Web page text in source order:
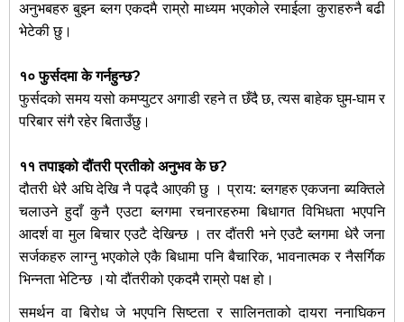
अनुभबहरु बुझ्न ब्लग एकदमै राम्रो माध्यम भएकोले रमाईला कुराहरुनै बढी
भेटेकी छु।
१० फुर्सदमा के गर्नहुन्छ?
फुर्सदको समय यसो कमप्युटर अगाडी रहने त छँदै छ, त्यस बाहेक घुम-घाम र
परिबार संगै रहेर बिताउँछु।
११ तपाइको दौंतरी प्रतीको अनुभव के छ?
दौतरी धेरै अघि देखि नै पढ्दै आएकी छु । प्राय: ब्लगहरु एकजना ब्यक्तिले
चलाउने हुदाँ कुनै एउटा ब्लगमा रचनारहरुमा बिधागत विभिधता भएपनि
आदर्श वा मुल बिचार एउटै देखिन्छ । तर दौंतरी भने एउटै ब्लगमा धेरै जना
सर्जकहरु लाग्नु भएकोले एकै बिधामा पनि बैचारिक, भावनात्मक र नैसर्गिक
भिन्नता भेटिन्छ ।यो दौंतरीको एकदमै राम्रो पक्ष हो।
समर्थन वा बिरोध जे भएपनि सिष्टता र सालिनताको दायरा ननाघिकन